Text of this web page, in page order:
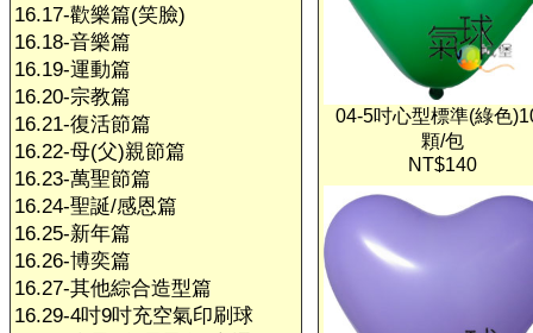
16.17-歡樂篇(笑臉)
16.18-音樂篇
16.19-運動篇
16.20-宗教篇
16.21-復活節篇
16.22-母(父)親節篇
16.23-萬聖節篇
16.24-聖誕/感恩篇
16.25-新年篇
16.26-博奕篇
16.27-其他綜合造型篇
16.29-4吋9吋充空氣印刷球
04-5吋心型標準(綠色
顆/包
NT$140